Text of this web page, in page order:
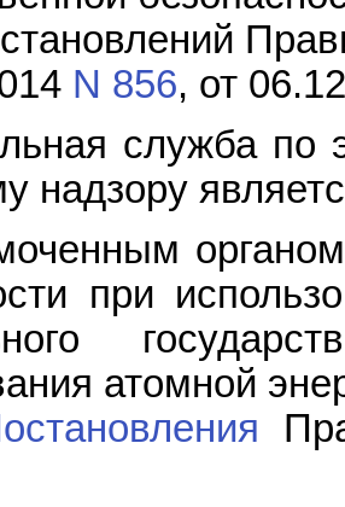
N 856, от
служба по
надзору
органом
при
атомной